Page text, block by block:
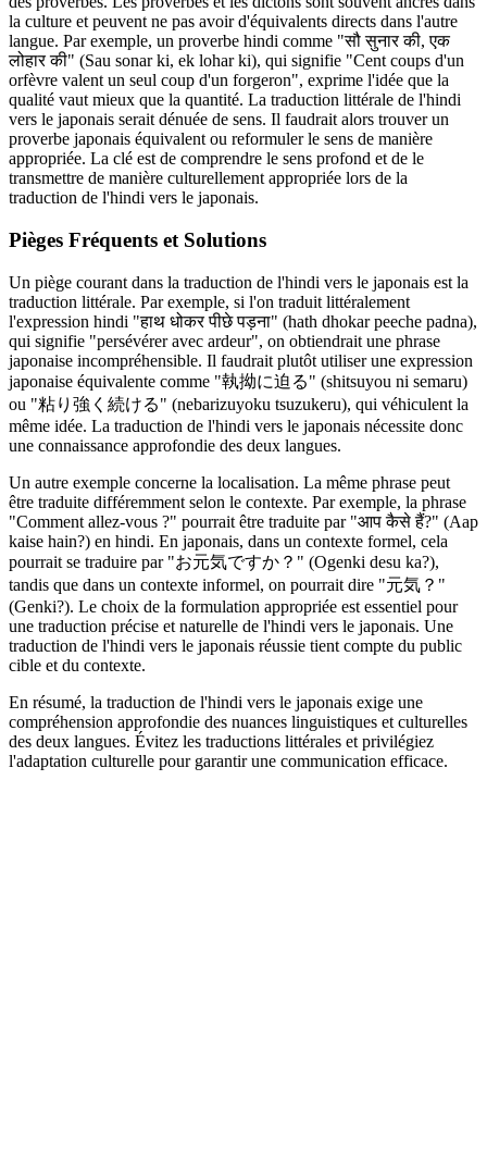
la culture et peuvent ne pas avoir d'équivalents directs dans l'autre
langue. Par exemple, un proverbe hindi comme "सौ सुनार की, एक
लोहार की" (Sau sonar ki, ek lohar ki), qui signifie "Cent coups d'un
orfèvre valent un seul coup d'un forgeron", exprime l'idée que la
qualité vaut mieux que la quantité. La traduction littérale de l'hindi
vers le japonais serait dénuée de sens. Il faudrait alors trouver un
proverbe japonais équivalent ou reformuler le sens de manière
appropriée. La clé est de comprendre le sens profond et de le
transmettre de manière culturellement appropriée lors de la
traduction de l'hindi vers le japonais.
Pièges Fréquents et Solutions
Un piège courant dans la traduction de l'hindi vers le japonais est la
traduction littérale. Par exemple, si l'on traduit littéralement
l'expression hindi "हाथ धोकर पीछे पड़ना" (hath dhokar peeche padna),
qui signifie "persévérer avec ardeur", on obtiendrait une phrase
japonaise incompréhensible. Il faudrait plutôt utiliser une expression
japonaise équivalente comme "執拗に迫る" (shitsuyou ni semaru)
ou "粘り強く続ける" (nebarizuyoku tsuzukeru), qui véhiculent la
même idée. La traduction de l'hindi vers le japonais nécessite donc
une connaissance approfondie des deux langues.
Un autre exemple concerne la localisation. La même phrase peut
être traduite différemment selon le contexte. Par exemple, la phrase
"Comment allez-vous ?" pourrait être traduite par "आप कैसे हैं?" (Aap
kaise hain?) en hindi. En japonais, dans un contexte formel, cela
pourrait se traduire par "お元気ですか？" (Ogenki desu ka?),
tandis que dans un contexte informel, on pourrait dire "元気？"
(Genki?). Le choix de la formulation appropriée est essentiel pour
une traduction précise et naturelle de l'hindi vers le japonais. Une
traduction de l'hindi vers le japonais réussie tient compte du public
cible et du contexte.
En résumé, la traduction de l'hindi vers le japonais exige une
compréhension approfondie des nuances linguistiques et culturelles
des deux langues. Évitez les traductions littérales et privilégiez
l'adaptation culturelle pour garantir une communication efficace.